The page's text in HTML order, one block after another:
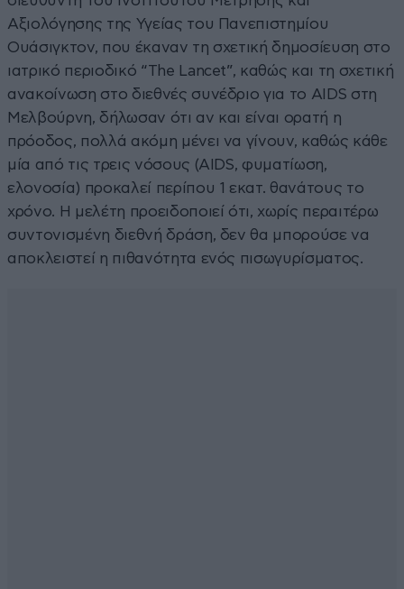
Αξιολόγησης της Υγείας του Πανεπιστημίου
Ουάσιγκτον, που έκαναν τη σχετική δημοσίευση στο
ιατρικό περιοδικό “The Lancet”, καθώς και τη σχετική
ανακοίνωση στο διεθνές συνέδριο για το AIDS στη
Μελβούρνη, δήλωσαν ότι αν και είναι ορατή η
πρόοδος, πολλά ακόμη μένει να γίνουν, καθώς κάθε
μία από τις τρεις νόσους (AIDS, φυματίωση,
ελονοσία) προκαλεί περίπου 1 εκατ. θανάτους το
χρόνο. Η μελέτη προειδοποιεί ότι, χωρίς περαιτέρω
συντονισμένη διεθνή δράση, δεν θα μπορούσε να
αποκλειστεί η πιθανότητα ενός πισωγυρίσματος.